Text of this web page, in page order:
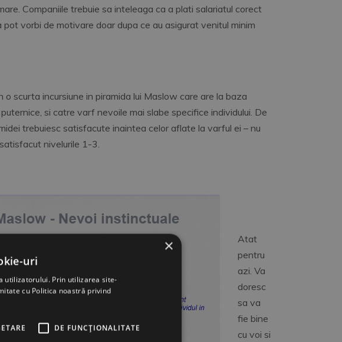
Companiile trebuie sa inteleaga ca a plati salariatul corect
vorbi de motivare doar dupa ce au asigurat venitul minim
o scurta incursiune in piramida lui Maslow care are la baza
si catre varf nevoile mai slabe specifice individului. De
trebuiesc satisfacute inaintea celor aflate la varful ei – nu
nivelurile 1-3.
Atat
pentru
azi. Va
doresc
sa va
fie bine
cu voi si
×
uri
utilizatorului. Prin utilizarea site-
cu Politica noastră privind
DE FUNCŢIONALITATE